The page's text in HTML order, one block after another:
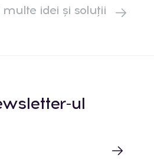
multe idei și soluții
ul